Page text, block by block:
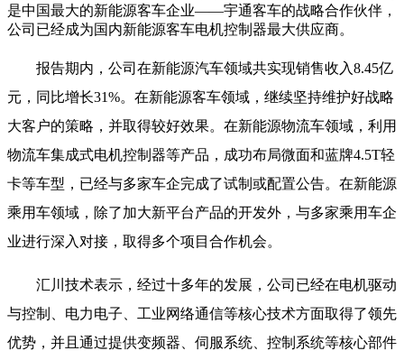
是中国最大的新能源客车企业——宇通客车的战略合作伙伴，
公司已经成为国内新能源客车电机控制器最大供应商。
报告期内，公司在新能源汽车领域共实现销售收入8.45亿
元，同比增长31%。在新能源客车领域，继续坚持维护好战略
大客户的策略，并取得较好效果。在新能源物流车领域，利用
物流车集成式电机控制器等产品，成功布局微面和蓝牌4.5T轻
卡等车型，已经与多家车企完成了试制或配置公告。在新能源
乘用车领域，除了加大新平台产品的开发外，与多家乘用车企
业进行深入对接，取得多个项目合作机会。
汇川技术表示，经过十多年的发展，公司已经在电机驱动
与控制、电力电子、工业网络通信等核心技术方面取得了领先
优势，并且通过提供变频器、伺服系统、控制系统等核心部件